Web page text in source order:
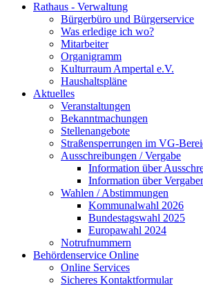
Rathaus - Verwaltung
Bürgerbüro und Bürgerservice
Was erledige ich wo?
Mitarbeiter
Organigramm
Kulturraum Ampertal e.V.
Haushaltspläne
Aktuelles
Veranstaltungen
Bekanntmachungen
Stellenangebote
Straßensperrungen im VG-
Ausschreibungen / Vergabe
Information über
Information über
Wahlen / Abstimmungen
Kommunalwahl 2026
Bundestagswahl 2025
Europawahl 2024
Notrufnummern
Behördenservice Online
Online Services
Sicheres Kontaktformular